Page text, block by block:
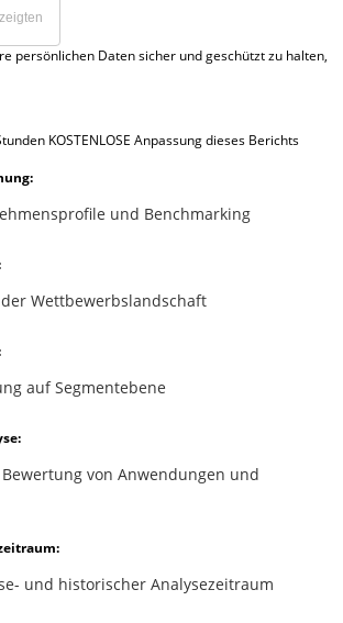
persönlichen Daten sicher und geschützt zu halten,
KOSTENLOSE Anpassung dieses Berichts
und Benchmarking
Wettbewerbslandschaft
auf Segmentebene
von Anwendungen und
und historischer Analysezeitraum